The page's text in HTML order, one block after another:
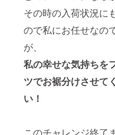
その時の入荷状況に
ので私にお任せなの
が、
私の幸せな気持ちを
ツでお裾分けさせて
い！